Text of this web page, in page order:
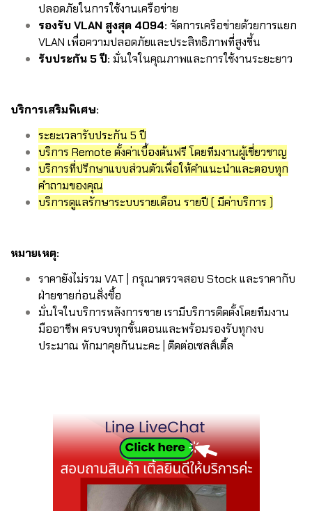
ปลอดภัยในการใช้งานเครือข่าย
รองรับ VLAN สูงสุด 4094: จัดการเครือข่ายด้วยการแยก
VLAN เพื่อความปลอดภัยและประสิทธิภาพที่สูงขึ้น
รับประกัน 5 ปี: มั่นใจในคุณภาพและการใช้งานระยะยาว
บริการเสริมพิเศษ:
ระยะเวลารับประกัน 5 ปี
บริการ Remote ตั้งค่าเบื้องต้นฟรี โดยทีมงานผู้เชี่ยวชาญ
บริการที่ปรึกษาแบบส่วนตัวเพื่อให้คำแนะนำและตอบทุก
คำถามของคุณ
บริการดูแลรักษาระบบรายเดือน รายปี ( มีค่าบริการ )
หมายเหตุ:
ราคายังไม่รวม VAT | กรุณาตรวจสอบ Stock และราคากับ
ฝ่ายขายก่อนสั่งซื้อ
มั่นใจในบริการหลังการขาย เรามีบริการติดตั้งโดยทีมงาน
มืออาชีพ ครบจบทุกขั้นตอนและพร้อมรองรับทุกงบ
ประมาณ ทักมาคุยกันนะคะ | ติดต่อเซลส์เติ้ล